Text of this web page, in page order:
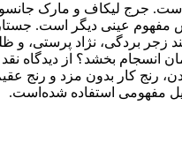
جرج لیکاف و مارک
مفهوم عینی دیگر است.
زجر بردگی، نژاد
انسجام بخشد؟ از دیدگاه
رنج کار بدون مزد و رنج
مفهومی استفاده شده‌است.